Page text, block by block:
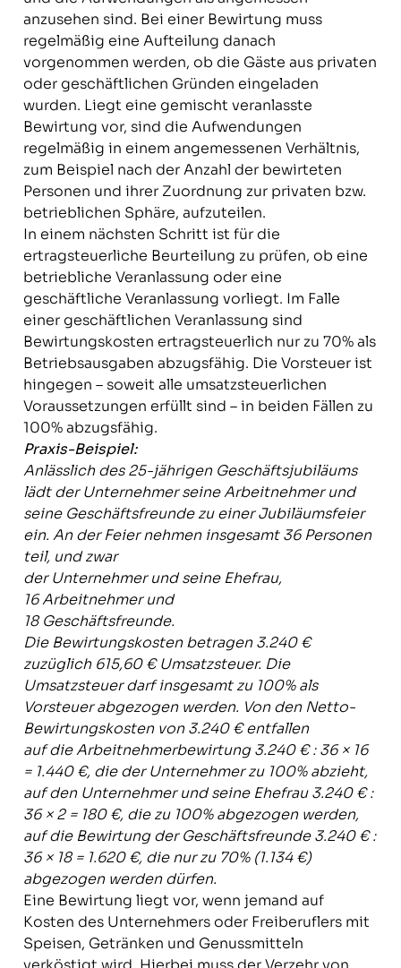
anzusehen sind. Bei einer Bewirtung muss
regelmäßig eine Aufteilung danach
vorgenommen werden, ob die Gäste aus privaten
oder geschäftlichen Gründen eingeladen
wurden. Liegt eine gemischt veranlasste
Bewirtung vor, sind die Aufwendungen
regelmäßig in einem angemessenen Verhältnis,
zum Beispiel nach der Anzahl der bewirteten
Personen und ihrer Zuordnung zur privaten bzw.
betrieblichen Sphäre, aufzuteilen.
In einem nächsten Schritt ist für die
ertragsteuerliche Beurteilung zu prüfen, ob eine
betriebliche Veranlassung oder eine
geschäftliche Veranlassung vorliegt. Im Falle
einer geschäftlichen Veranlassung sind
Bewirtungskosten ertragsteuerlich nur zu 70% als
Betriebsausgaben abzugsfähig. Die Vorsteuer ist
hingegen – soweit alle umsatzsteuerlichen
Voraussetzungen erfüllt sind – in beiden Fällen zu
100% abzugsfähig.
Praxis-Beispiel:
Anlässlich des 25-jährigen Geschäftsjubiläums
lädt der Unternehmer seine Arbeitnehmer und
seine Geschäftsfreunde zu einer Jubiläumsfeier
ein. An der Feier nehmen insgesamt 36 Personen
teil, und zwar
der Unternehmer und seine Ehefrau,
16 Arbeitnehmer und
18 Geschäftsfreunde.
Die Bewirtungskosten betragen 3.240 €
zuzüglich 615,60 € Umsatzsteuer. Die
Umsatzsteuer darf insgesamt zu 100% als
Vorsteuer abgezogen werden. Von den Netto-
Bewirtungskosten von 3.240 € entfallen
auf die Arbeitnehmerbewirtung 3.240 € : 36 × 16
= 1.440 €, die der Unternehmer zu 100% abzieht,
auf den Unternehmer und seine Ehefrau 3.240 € :
36 × 2 = 180 €, die zu 100% abgezogen werden,
auf die Bewirtung der Geschäftsfreunde 3.240 € :
36 × 18 = 1.620 €, die nur zu 70% (1.134 €)
abgezogen werden dürfen.
Eine Bewirtung liegt vor, wenn jemand auf
Kosten des Unternehmers oder Freiberuflers mit
Speisen, Getränken und Genussmitteln